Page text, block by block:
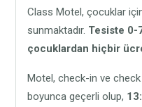
Class Motel, çocuklar
sunmaktadır. Tesiste 0-
çocuklardan hiçbir
Motel, check-in ve
boyunca geçerli olup,